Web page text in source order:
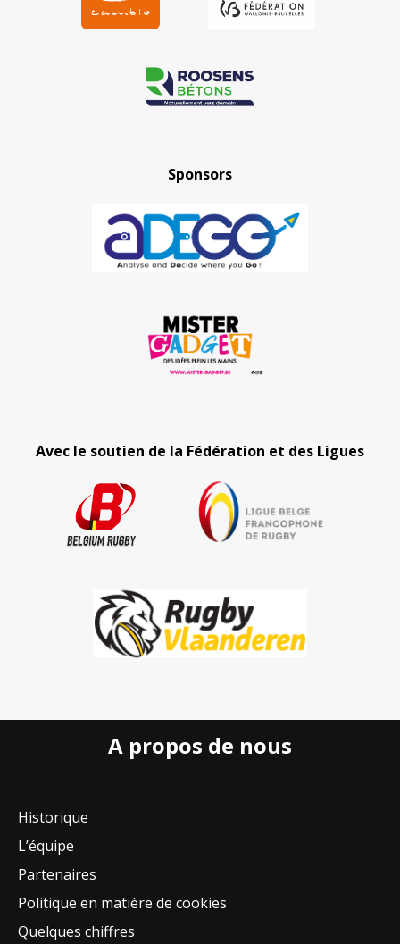
Sponsors
Avec le soutien de la Fédération et des Ligues
A propos de nous
Historique
L’équipe
Partenaires
Politique en matière de cookies
Quelques chiffres